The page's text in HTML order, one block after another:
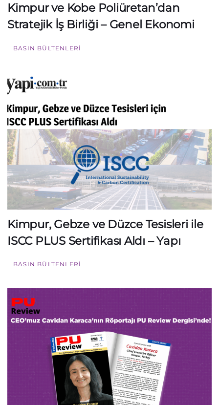
Kimpur ve Kobe Poliüretan’dan
Stratejik İş Birliği – Genel Ekonomi
BASIN BÜLTENLERI
Kimpur, Gebze ve Düzce Tesisleri ile
ISCC PLUS Sertifikası Aldı – Yapı
BASIN BÜLTENLERI